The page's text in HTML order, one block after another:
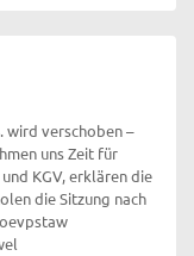
wird verschoben –
uns Zeit für
KGV, erklären die
die Sitzung nach